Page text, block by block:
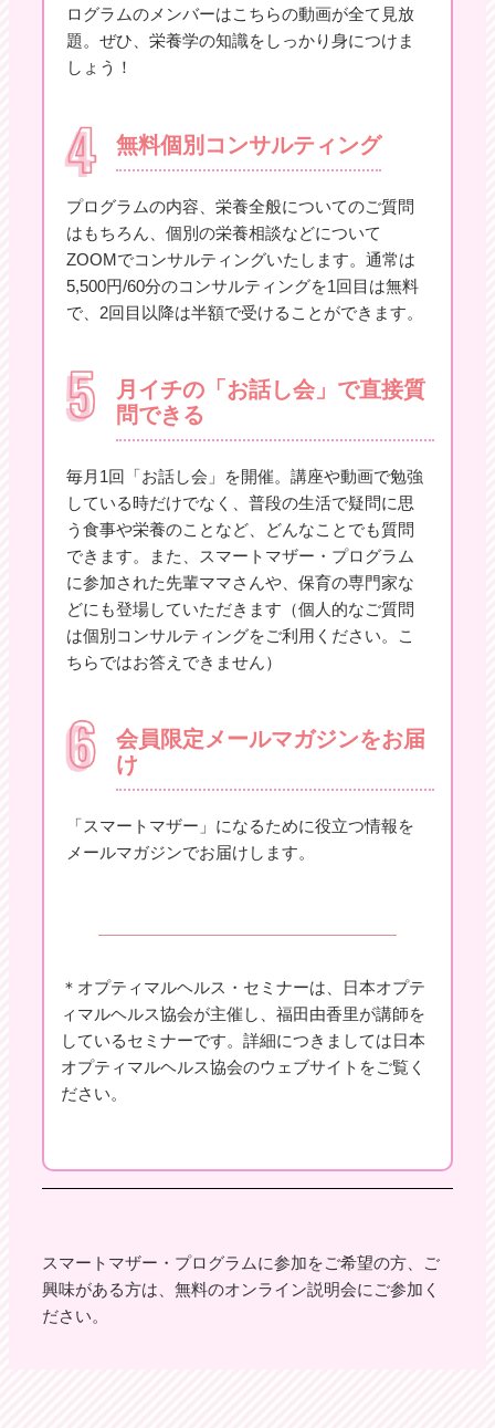
ログラムのメンバーはこちらの動画が全て見放
題。ぜひ、栄養学の知識をしっかり身につけま
しょう！
無料個別コンサルティング
プログラムの内容、栄養全般についてのご質問
はもちろん、個別の栄養相談などについて
ZOOMでコンサルティングいたします。通常は
5,500円/60分のコンサルティングを1回目は無料
で、2回目以降は半額で受けることができます。
月イチの「お話し会」で直接質
問できる
毎月1回「お話し会」を開催。講座や動画で勉強
している時だけでなく、普段の生活で疑問に思
う食事や栄養のことなど、どんなことでも質問
できます。また、スマートマザー・プログラム
に参加された先輩ママさんや、保育の専門家な
どにも登場していただきます（個人的なご質問
は個別コンサルティングをご利用ください。こ
ちらではお答えできません）
会員限定メールマガジンをお届
け
「スマートマザー」になるために役立つ情報を
メールマガジンでお届けします。
＊オプティマルヘルス・セミナーは、日本オプテ
ィマルヘルス協会が主催し、福田由香里が講師を
しているセミナーです。詳細につきましては日本
オプティマルヘルス協会のウェブサイトをご覧く
ださい。
スマートマザー・プログラムに参加をご希望の方、ご
興味がある方は、無料のオンライン説明会にご参加く
ださい。